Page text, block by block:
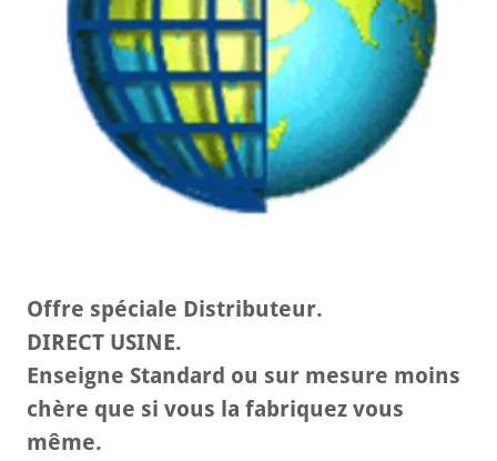
Offre spéciale Distributeur.
DIRECT USINE.
Enseigne Standard ou sur mesure moins
chère que si vous la fabriquez vous
même.